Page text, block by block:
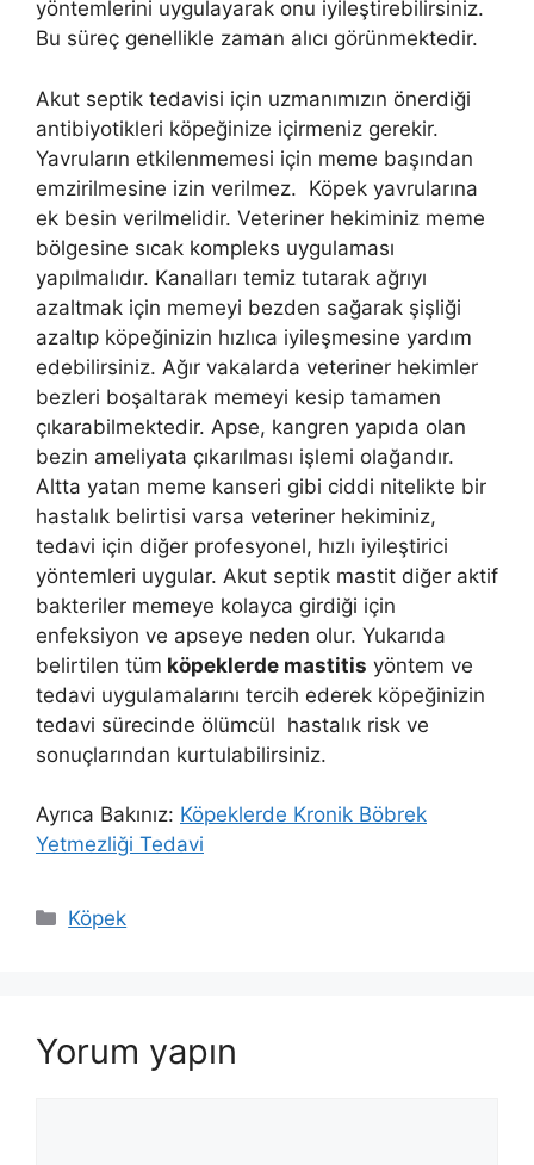
yöntemlerini uygulayarak onu iyileştirebilirsiniz.
Bu süreç genellikle zaman alıcı görünmektedir.
Akut septik tedavisi için uzmanımızın önerdiği
antibiyotikleri köpeğinize içirmeniz gerekir.
Yavruların etkilenmemesi için meme başından
emzirilmesine izin verilmez. Köpek yavrularına
ek besin verilmelidir. Veteriner hekiminiz meme
bölgesine sıcak kompleks uygulaması
yapılmalıdır. Kanalları temiz tutarak ağrıyı
azaltmak için memeyi bezden sağarak şişliği
azaltıp köpeğinizin hızlıca iyileşmesine yardım
edebilirsiniz. Ağır vakalarda veteriner hekimler
bezleri boşaltarak memeyi kesip tamamen
çıkarabilmektedir. Apse, kangren yapıda olan
bezin ameliyata çıkarılması işlemi olağandır.
Altta yatan meme kanseri gibi ciddi nitelikte bir
hastalık belirtisi varsa veteriner hekiminiz,
tedavi için diğer profesyonel, hızlı iyileştirici
yöntemleri uygular. Akut septik mastit diğer aktif
bakteriler memeye kolayca girdiği için
enfeksiyon ve apseye neden olur. Yukarıda
belirtilen tüm köpeklerde mastitis yöntem ve
tedavi uygulamalarını tercih ederek köpeğinizin
tedavi sürecinde ölümcül hastalık risk ve
sonuçlarından kurtulabilirsiniz.
Ayrıca Bakınız: Köpeklerde Kronik Böbrek
Yetmezliği Tedavi
Kategoriler
Köpek
Yorum yapın